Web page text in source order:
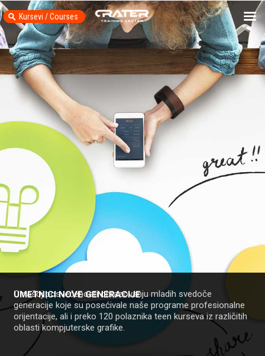
KREATIVNI RASPUST
Provedi raspust bez dosade na na našem teen kampu
multimedije! Ne samo što će ti biti zabavno, nego ćeš i
naučiti mnoge korisne stvari i upoznati prijatelje sa kojima
deliš ista interesovanja.
Kursevi / Courses